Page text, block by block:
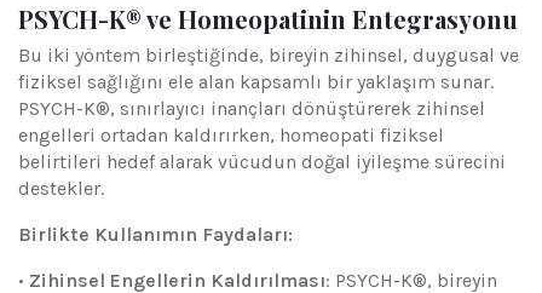
PSYCH-K® ve Homeopatinin Entegrasyonu
Bu iki yöntem birleştiğinde, bireyin zihinsel, duygusal ve
fiziksel sağlığını ele alan kapsamlı bir yaklaşım sunar.
PSYCH-K®, sınırlayıcı inançları dönüştürerek zihinsel
engelleri ortadan kaldırırken, homeopati fiziksel
belirtileri hedef alarak vücudun doğal iyileşme sürecini
destekler.
Birlikte Kullanımın Faydaları:
• Zihinsel Engellerin Kaldırılması: PSYCH-K®, bireyin